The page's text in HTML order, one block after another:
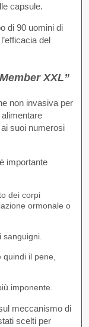
capsule.
di 90 uomini di
del
XXL”
non invasiva per
suoi numerosi
importante
dei corpi
ormonale o
il pene,
imponente.
meccanismo di
scelti per